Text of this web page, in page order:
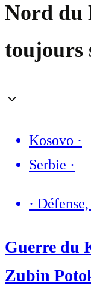
Nord du
toujours
Kosovo ·
Serbie ·
·
Guerre du
Zubin